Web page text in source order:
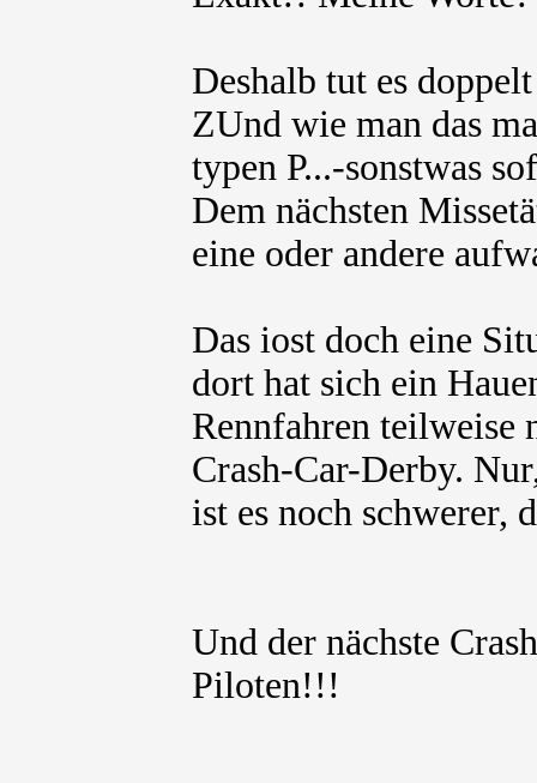
Deshalb tut es
ZUnd wie man das
typen P...-sonstwas
Dem nächsten
eine oder andere
Das iost doch eine
dort hat sich ein
Rennfahren teilweise
Crash-Car-Derby.
ist es noch schwerer,
Und der nächste
Piloten!!!